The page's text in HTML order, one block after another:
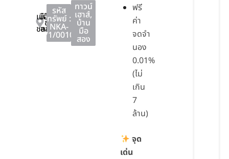
เมือง
ชลบุรี
เมือง
ชลบุรี
ชลบุรี
รหัส
ทรัพย์ :
NKA-
71/0010
ทาวน์
เฮาส์,
บ้าน
มือ
สอง
ฟรี
ค่า
จดจำ
นอง
0.01%
(ไม่
เกิน
7
ล้าน)
จุด
เด่น